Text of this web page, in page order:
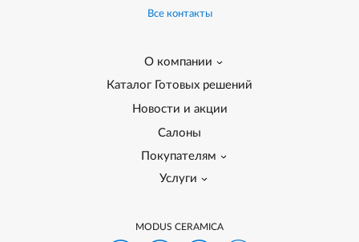
Все контакты
О компании
Каталог Готовых решений
Новости и акции
Салоны
Покупателям
Услуги
MODUS CERAMICA